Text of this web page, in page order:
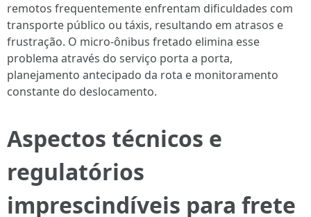
remotos frequentemente enfrentam dificuldades com
transporte público ou táxis, resultando em atrasos e
frustração. O micro-ônibus fretado elimina esse
problema através do serviço porta a porta,
planejamento antecipado da rota e monitoramento
constante do deslocamento.
Aspectos técnicos e
regulatórios
imprescindíveis para frete